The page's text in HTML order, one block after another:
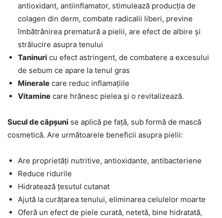
antioxidant, antiinflamator, stimulează producția de
colagen din derm, combate radicalii liberi, previne
îmbătrânirea prematură a pielii, are efect de albire și
strălucire asupra tenului
Taninuri cu efect astringent, de combatere a excesului
de sebum ce apare la tenul gras
Minerale care reduc inflamațiile
Vitamine care hrănesc pielea și o revitalizează.
Sucul de căpșuni se aplică pe față, sub formă de mască
cosmetică. Are următoarele beneficii asupra pielii:
Are proprietăți nutritive, antioxidante, antibacteriene
Reduce ridurile
Hidratează țesutul cutanat
Ajută la curățarea tenului, eliminarea celulelor moarte
Oferă un efect de piele curată, netetă, bine hidratată,